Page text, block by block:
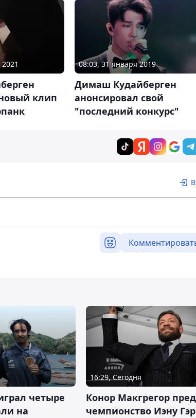
клип
08:03, 31 января 2019
Димаш Кудайберген
анонсировал свой
"последний конкурс"
четыре
на
16:29, Сегодня
Конор Макгрегор
чемпионство Иэну